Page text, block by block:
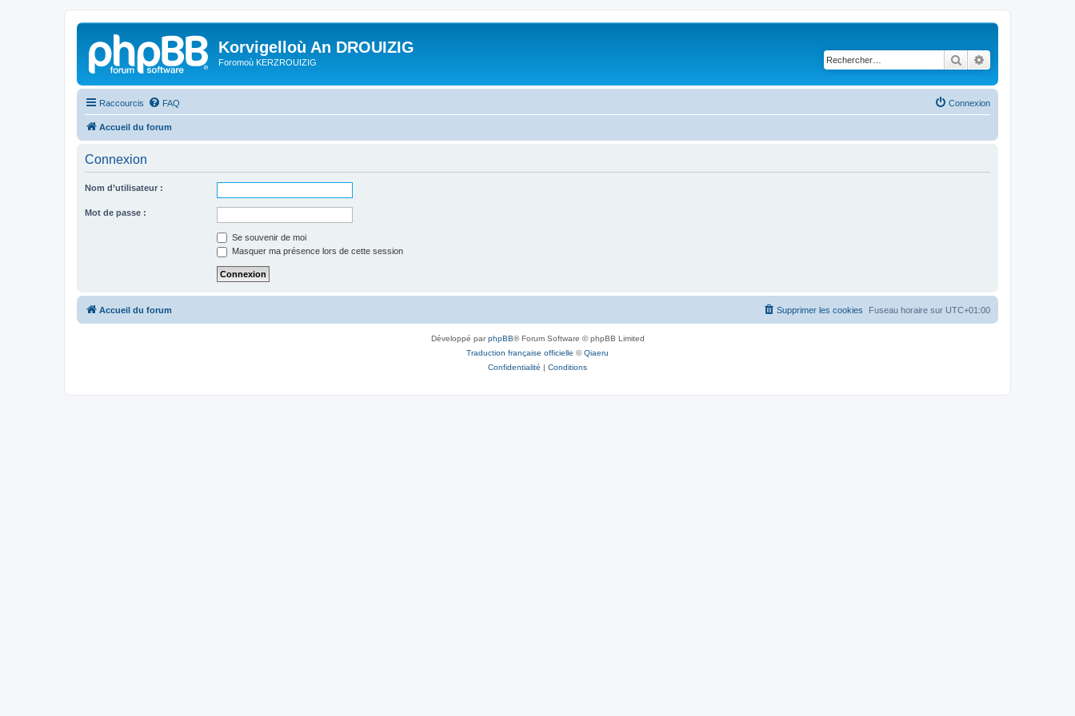
Korvigelloù An DROUIZIG
Foromoù KERZROUIZIG Rechercher
Raccourcis FAQ Connexion
Accueil du forum
Connexion
Nom d’utilisateur :
Mot de passe :
Se souvenir de moi
Masquer ma présence lors de cette session
Accueil du forum Fuseau horaire sur UTC+01:00
Supprimer les cookies
Développé parphpBB® Forum Software © phpBB Limited
Traduction française officielle ©Qiaeru
Confidentialité | Conditions